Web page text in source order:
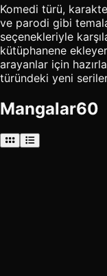
Komedi türü,
ve parodi gibi
seçenekleriyle
kütüphanene
arayanlar için
türündeki yeni
Mangalar60